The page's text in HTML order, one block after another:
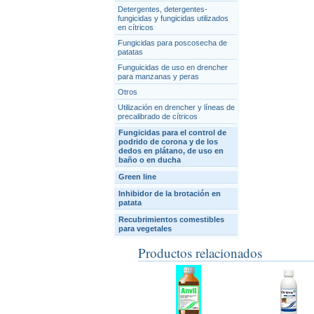
Detergentes, detergentes-
fungicidas y fungicidas utilizados
en cítricos
Fungicidas para poscosecha de
patatas
Funguicidas de uso en drencher
para manzanas y peras
Otros
Utilización en drencher y líneas de
precalibrado de cítricos
Fungicidas para el control de
podrido de corona y de los
dedos en plátano, de uso en
baño o en ducha
Green line
Inhibidor de la brotación en
patata
Recubrimientos comestibles
para vegetales
Productos relacionados